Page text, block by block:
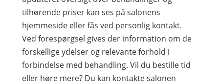
tilhørende priser kan ses på salonens
hjemmeside eller fås ved personlig kontakt.
Ved forespørgsel gives der information om de
forskellige ydelser og relevante forhold i
forbindelse med behandling. Vil du bestille tid
eller høre mere? Du kan kontakte salonen